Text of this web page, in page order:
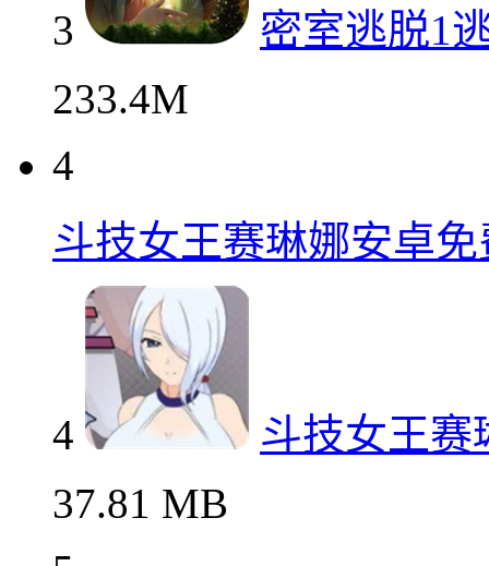
3
密室逃脱1逃离地牢免
233.4M
4
斗技女王赛琳娜安卓